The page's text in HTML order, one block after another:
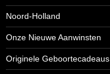
Noord-Holland
Onze Nieuwe Aanwinsten
Originele Geboortecadeaus